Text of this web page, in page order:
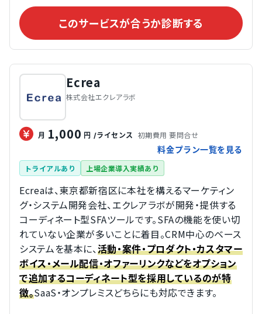
このサービスが合うか診断する
Ecrea
株式会社エクレアラボ
月 1,000 円 /ライセンス
初期費用 要問合せ
料金プラン一覧を見る
トライアルあり
上場企業導入実績あり
Ecreaは、東京都新宿区に本社を構えるマーケティン
グ・システム開発会社、エクレアラボが開発・提供する
コーディネート型SFAツールです。SFAの機能を使い切
れていない企業が多いことに着目。CRM中心のベース
システムを基本に、活動・案件・プロダクト・カスタマー
ボイス・メール配信・オファーリンクなどをオプション
で追加するコーディネート型を採用しているのが特
徴。SaaS・オンプレミスどちらにも対応できます。